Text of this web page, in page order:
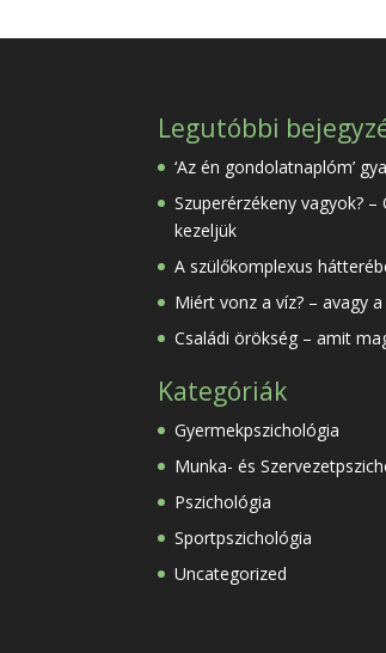
Legutóbbi
‘Az én gondolatnaplóm’
Szuperérzékeny vagyok?
kezeljük
A szülőkomplexus
Miért vonz a víz? – avagy
Családi örökség – amit
Kategóriák
Gyermekpszichológia
Munka- és
Pszichológia
Sportpszichológia
Uncategorized